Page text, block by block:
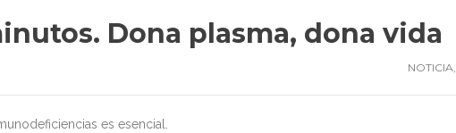
Dona plasma, dona vida
NOTICIA,
es esencial.